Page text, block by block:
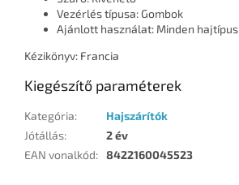
Vezérlés típusa: Gombok
Ajánlott használat: Minden hajtípus
Kézikönyv: Francia
Kiegészítő paraméterek
Kategória:
Hajszárítók
Jótállás:
2 év
EAN vonalkód: 8422160045523